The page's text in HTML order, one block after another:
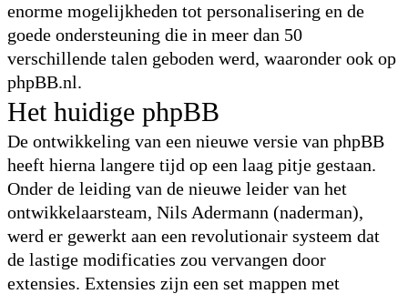
enorme mogelijkheden tot personalisering en de
goede ondersteuning die in meer dan 50
verschillende talen geboden werd, waaronder ook op
phpBB.nl.
Het huidige phpBB
De ontwikkeling van een nieuwe versie van phpBB
heeft hierna langere tijd op een laag pitje gestaan.
Onder de leiding van de nieuwe leider van het
ontwikkelaarsteam, Nils Adermann (naderman),
werd er gewerkt aan een revolutionair systeem dat
de lastige modificaties zou vervangen door
extensies. Extensies zijn een set mappen met